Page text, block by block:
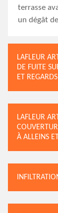
terrasse
un dégât
LAFLEUR
DE FUITE
ET REGARDS
LAFLEUR
À ALLEINS